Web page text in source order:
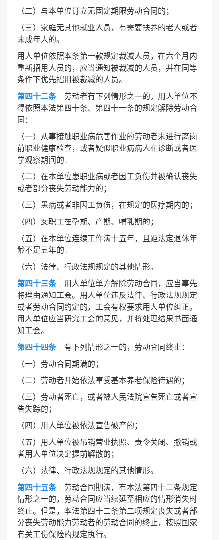
（二）与本单位订立无固定期限劳动合同的；
（三）家庭无其他就业人员，有需要扶养的老人或者
未成年人的。
用人单位依照本条第一款规定裁减人员，在六个月内
重新招用人员的，应当通知被裁减的人员，并在同等
条件下优先招用被裁减的人员。
第四十二条劳动者有下列情形之一的，用人单位不
得依照本法第四十条、第四十一条的规定解除劳动合
同：
（一）从事接触职业病危害作业的劳动者未进行离岗
前职业健康检查，或者疑似职业病病人在诊断或者医
学观察期间的；
（二）在本单位患职业病或者因工负伤并被确认丧失
或者部分丧失劳动能力的；
（三）患病或者非因工负伤，在规定的医疗期内的；
（四）女职工在孕期、产期、哺乳期的；
（五）在本单位连续工作满十五年，且距法定退休年
龄不足五年的；
（六）法律、行政法规规定的其他情形。
第四十三条用人单位单方解除劳动合同，应当事先
将理由通知工会。用人单位违反法律、行政法规规定
或者劳动合同约定的，工会有权要求用人单位纠正。
用人单位应当研究工会的意见，并将处理结果书面通
知工会。
第四十四条有下列情形之一的，劳动合同终止：
（一）劳动合同期满的；
（二）劳动者开始依法享受基本养老保险待遇的；
（三）劳动者死亡，或者被人民法院宣告死亡或者宣
告失踪的；
（四）用人单位被依法宣告破产的；
（五）用人单位被吊销营业执照、责令关闭、撤销或
者用人单位决定提前解散的；
（六）法律、行政法规规定的其他情形。
第四十五条劳动合同期满，有本法第四十二条规定
情形之一的，劳动合同应当续延至相应的情形消失时
终止。但是，本法第四十二条第二项规定丧失或者部
分丧失劳动能力劳动者的劳动合同的终止，按照国家
有关工伤保险的规定执行。